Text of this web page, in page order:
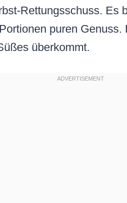
Rettungsschuss. Es
puren
überkommt.